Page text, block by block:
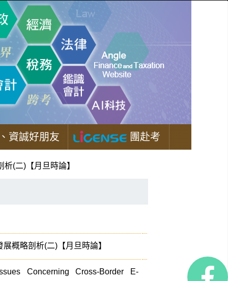
資誠好朋友 團赴考
(二)【月旦時論】
概略剖析(二)【月旦時論】
Concerning Cross-Border E-